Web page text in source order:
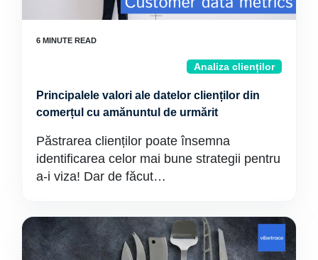
Analiza clienților
Principalele valori ale datelor clienților din
comerțul cu amănuntul de urmărit
Păstrarea clienților poate însemna
identificarea celor mai bune strategii pentru
a-i viza! Dar de făcut…